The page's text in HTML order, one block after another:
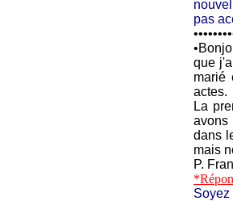
pas
•
que
marié
actes.
La
avons
dans
mais
P.
Soyez